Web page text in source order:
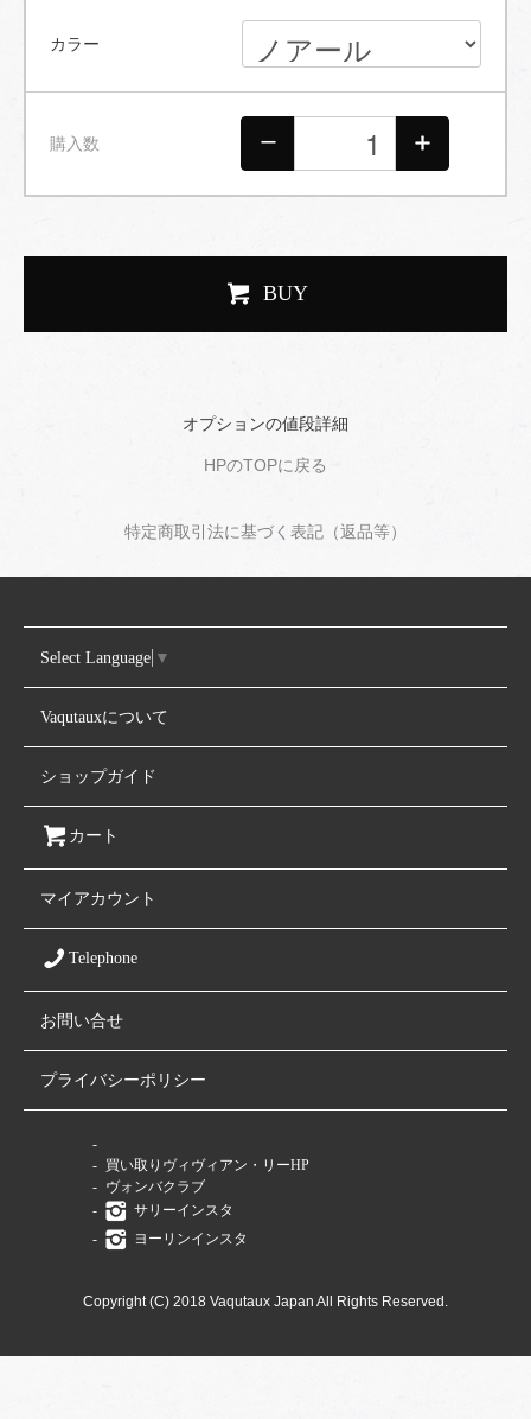
カラー
購入数
BUY
オプションの値段詳細
HPのTOPに戻る
特定商取引法に基づく表記（返品等）
Select Language ▼
Vaqutauxについて
ショップガイド
カート
マイアカウント
Telephone
お問い合せ
プライバシーポリシー
買い取りヴィヴィアン・リーHP
ヴォンバクラブ
サリーインスタ
ヨーリンインスタ
Copyright (C) 2018 Vaqutaux Japan All Rights Reserved.